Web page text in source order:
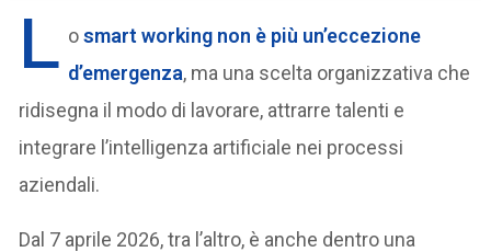
L osmart working non è più un’eccezione
d’emergenza, ma una scelta organizzativa che
ridisegna il modo di lavorare, attrarre talenti e
integrare l’intelligenza artificiale nei processi
aziendali.
Dal 7 aprile 2026, tra l’altro, è anche dentro una